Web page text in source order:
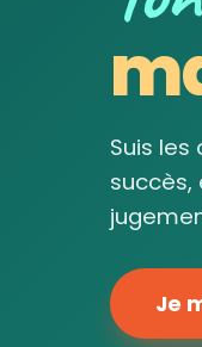
Suis
Je